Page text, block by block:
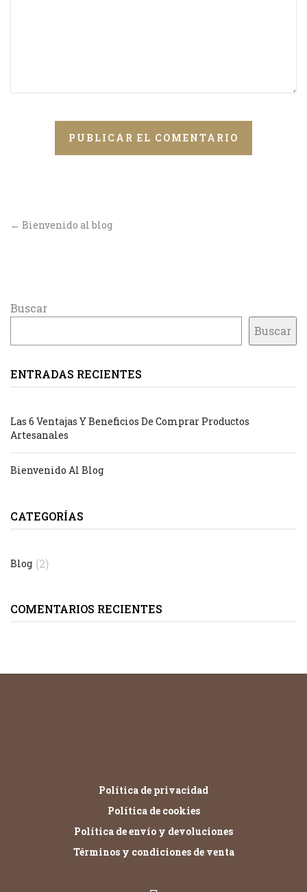
← Bienvenido al blog
Buscar
Buscar
ENTRADAS RECIENTES
Las 6 Ventajas Y Beneficios De Comprar Productos
Artesanales
Bienvenido Al Blog
CATEGORÍAS
Blog (2)
COMENTARIOS RECIENTES
Política de privacidad
Política de cookies
Política de envío y devoluciones
Términos y condiciones de venta